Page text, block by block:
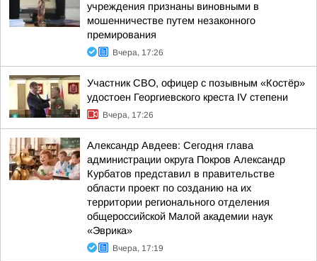
учреждения признаны виновными в
мошенничестве путем незаконного
премирования
Вчера, 17:26
Участник СВО, офицер с позывным «Костёр»
удостоен Георгиевского креста IV степени
Вчера, 17:26
Александр Авдеев: Сегодня глава
администрации округа Покров Александр
Курбатов представил в правительстве
области проект по созданию на их
территории регионального отделения
общероссийской Малой академии наук
«Эврика»
Вчера, 17:19